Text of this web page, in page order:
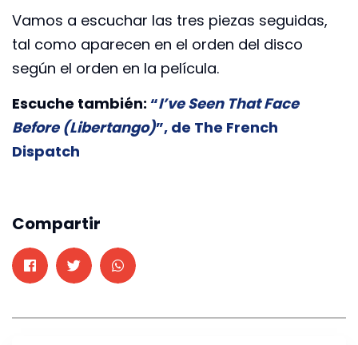
Vamos a escuchar las tres piezas seguidas,
tal como aparecen en el orden del disco
según el orden en la película.
Escuche también: “I’ve Seen That Face
Before (Libertango)”, de The French
Dispatch
Compartir